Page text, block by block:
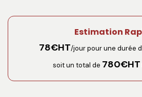
Estimation
78€HT/jour pour une durée
soit un total de 780€HT